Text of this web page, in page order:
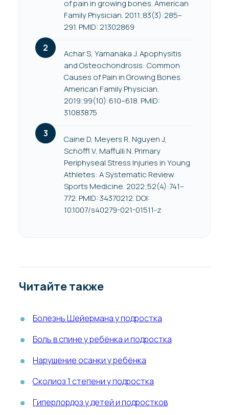
of pain in growing bones. American
Family Physician. 2011;83(3):285–
291. PMID: 21302869
Achar S, Yamanaka J. Apophysitis
and Osteochondrosis: Common
Causes of Pain in Growing Bones.
American Family Physician.
2019;99(10):610–618. PMID:
31083875
Caine D, Meyers R, Nguyen J,
Schöffl V, Maffulli N. Primary
Periphyseal Stress Injuries in Young
Athletes: A Systematic Review.
Sports Medicine. 2022;52(4):741–
772. PMID: 34370212. DOI:
10.1007/s40279-021-01511-z
Читайте также
Болезнь Шейермана у подростка
Боль в спине у ребёнка и подростка
Нарушение осанки у ребёнка
Сколиоз 1 степени у подростка
Гиперлордоз у детей и подростков